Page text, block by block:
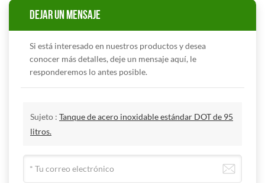
DEJAR UN MENSAJE
Si está interesado en nuestros productos y desea
conocer más detalles, deje un mensaje aquí, le
responderemos lo antes posible.
Sujeto : Tanque de acero inoxidable estándar DOT de 95
litros.